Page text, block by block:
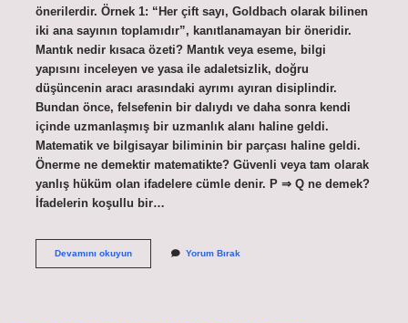
önerilerdir. Örnek 1: “Her çift sayı, Goldbach olarak bilinen
iki ana sayının toplamıdır”, kanıtlanamayan bir öneridir.
Mantık nedir kısaca özeti? Mantık veya eseme, bilgi
yapısını inceleyen ve yasa ile adaletsizlik, doğru
düşüncenin aracı arasındaki ayrımı ayıran disiplindir.
Bundan önce, felsefenin bir dalıydı ve daha sonra kendi
içinde uzmanlaşmış bir uzmanlık alanı haline geldi.
Matematik ve bilgisayar biliminin bir parçası haline geldi.
Önerme ne demektir matematikte? Güvenli veya tam olarak
yanlış hüküm olan ifadelere cümle denir. P ⇒ Q ne demek?
İfadelerin koşullu bir…
Devamını okuyunÖnerme
Yorum Bırak